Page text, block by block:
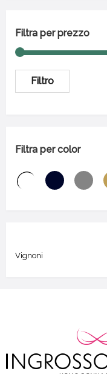
Filtra per prezzo
Filtro
Filtra per color
Vignoni